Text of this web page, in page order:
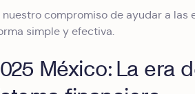
compromiso de ayudar a
simple y efectiva.
México: La era